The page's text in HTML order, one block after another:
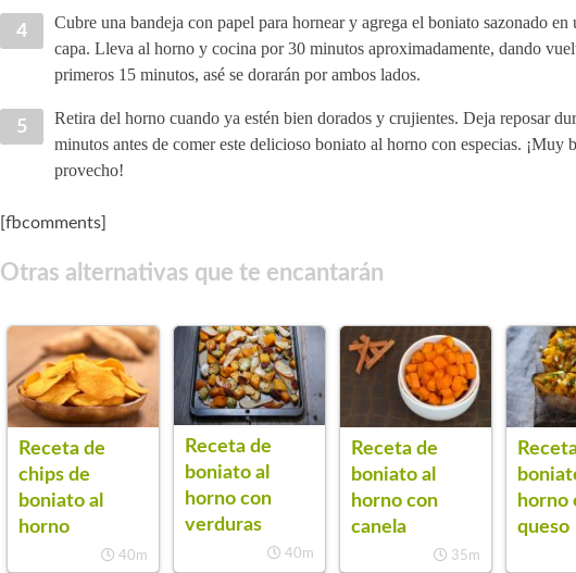
Cubre una bandeja con papel para hornear y agrega el boniato sazonado en
capa. Lleva al horno y cocina por 30 minutos aproximadamente, dando
primeros 15 minutos, asé se dorarán por ambos lados.
Retira del horno cuando ya estén bien dorados y crujientes. Deja reposar
minutos antes de comer este delicioso boniato al horno con especias. ¡Muy
provecho!
[fbcomments]
Otras alternativas que te encantarán
Receta de
chips de
boniato al
horno
40m
Receta de
boniato al
horno con
verduras
40m
Receta de
boniato al
horno con
canela
35m
horno
queso